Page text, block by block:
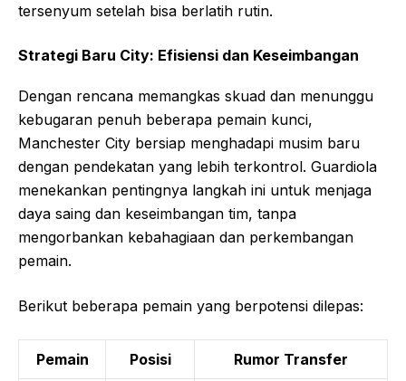
tersenyum setelah bisa berlatih rutin.
Strategi Baru City: Efisiensi dan Keseimbangan
Dengan rencana memangkas skuad dan menunggu
kebugaran penuh beberapa pemain kunci,
Manchester City bersiap menghadapi musim baru
dengan pendekatan yang lebih terkontrol. Guardiola
menekankan pentingnya langkah ini untuk menjaga
daya saing dan keseimbangan tim, tanpa
mengorbankan kebahagiaan dan perkembangan
pemain.
Berikut beberapa pemain yang berpotensi dilepas:
Pemain Posisi Rumor Transfer